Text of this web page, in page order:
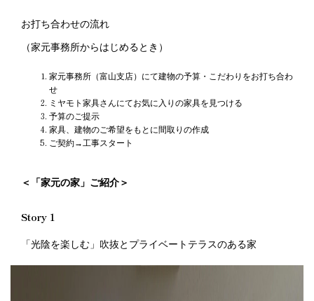
お打ち合わせの流れ
（家元事務所からはじめるとき）
家元事務所（富山支店）にて建物の予算・こだわりをお打ち合わ
せ
ミヤモト家具さんにてお気に入りの家具を見つける
予算のご提示
家具、建物のご希望をもとに間取りの作成
ご契約→工事スタート
＜「家元の家」ご紹介＞
Story 1
「光陰を楽しむ」吹抜とプライベートテラスのある家